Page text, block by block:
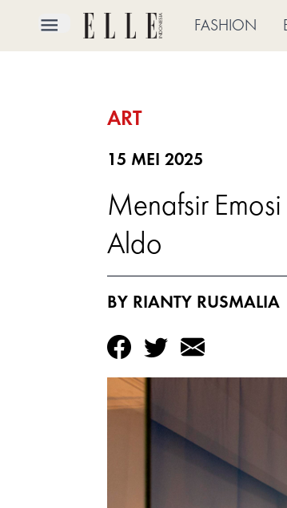
FASHION
ART
15 MEI 2025
Menafsir
Aldo
BY RIANTY RUSMALIA